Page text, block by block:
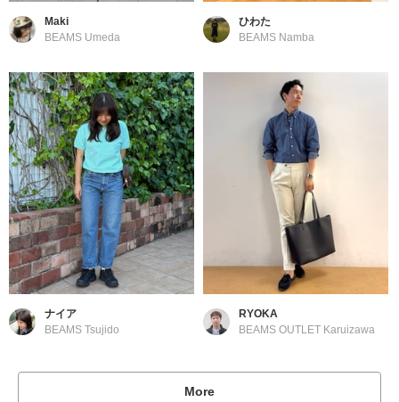
Maki
BEAMS Umeda
ひわた
BEAMS Namba
ナイア
BEAMS Tsujido
RYOKA
BEAMS OUTLET Karuizawa
More